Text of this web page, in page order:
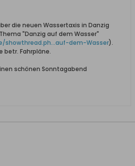
die neuen Wassertaxis in Danzig
"Danzig auf dem Wasser"
showthread.ph...auf-dem-Wasser).
betr. Fahrpläne.
schönen Sonntagabend